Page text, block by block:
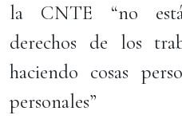
la CNTE “no
derechos de los
haciendo cosas
personales”